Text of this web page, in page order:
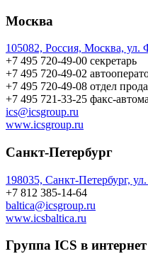
Москва
105082, Россия, Москва, ул.
+7 495 720-49-00 секретарь
+7 495 720-49-02
+7 495 720-49-08 отдел
+7 495 721-33-25 факс-
ics@icsgroup.ru
www.icsgroup.ru
Санкт-Петербург
198035, Санкт-Петербург,
+7 812 385-14-64
baltica@icsgroup.ru
www.icsbaltica.ru
Группа ICS в интернет